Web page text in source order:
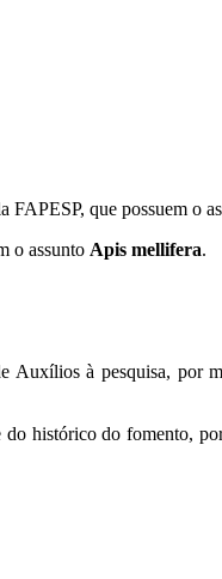
FAPESP, que possuem o
o assunto Apis mellifera.
Auxílios à pesquisa, por
histórico do fomento,